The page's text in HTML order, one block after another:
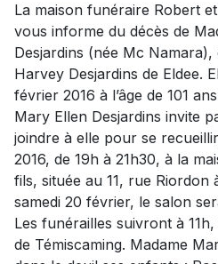
La maison funéraire Robert
vous informe du décès de
Desjardins (née Mc
Harvey Desjardins de Eldee.
février 2016 à l’âge de 101
Mary Ellen Desjardins invite
joindre à elle pour se
2016, de 19h à 21h30, à la
fils, située au 11, rue Riordon
samedi 20 février, le salon
Les funérailles suivront à 11h,
de Témiscaming. Madame